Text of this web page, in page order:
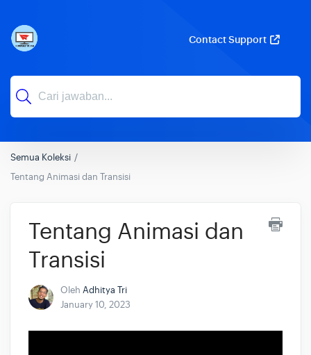
Contact Support
Semua Koleksi
Tentang Animasi dan Transisi
Tentang Animasi dan
Transisi
Oleh Adhitya Tri
January 10, 2023